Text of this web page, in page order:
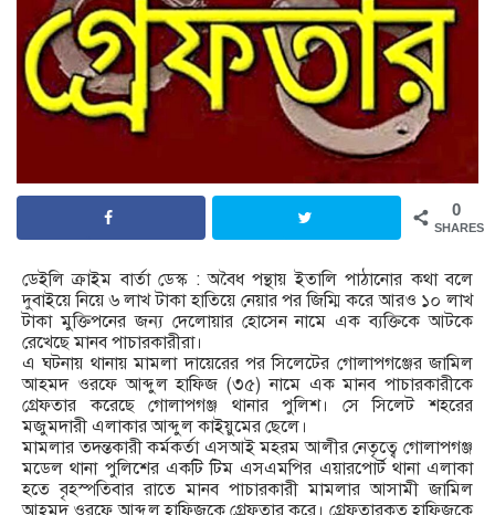
0
SHARES
ডেইলি ক্রাইম বার্তা ডেস্ক : অবৈধ পন্থায় ইতালি পাঠানোর কথা বলে
দুবাইয়ে নিয়ে ৬ লাখ টাকা হাতিয়ে নেয়ার পর জিম্মি করে আরও ১০ লাখ
টাকা মুক্তিপনের জন্য দেলোয়ার হোসেন নামে এক ব্যক্তিকে আটকে
রেখেছে মানব পাচারকারীরা।
এ ঘটনায় থানায় মামলা দায়েরের পর সিলেটের গোলাপগঞ্জের জামিল
আহমদ ওরফে আব্দুল হাফিজ (৩৫) নামে এক মানব পাচারকারীকে
গ্রেফতার করেছে গোলাপগঞ্জ থানার পুলিশ। সে সিলেট শহরের
মজুমদারী এলাকার আব্দুল কাইয়ুমের ছেলে।
মামলার তদন্তকারী কর্মকর্তা এসআই মহরম আলীর নেতৃত্বে গোলাপগঞ্জ
মডেল থানা পুলিশের একটি টিম এসএমপির এয়ারপোর্ট থানা এলাকা
হতে বৃহস্পতিবার রাতে মানব পাচারকারী মামলার আসামী জামিল
আহমদ ওরফে আব্দুল হাফিজকে গ্রেফতার করে। গ্রেফতারকৃত হাফিজকে